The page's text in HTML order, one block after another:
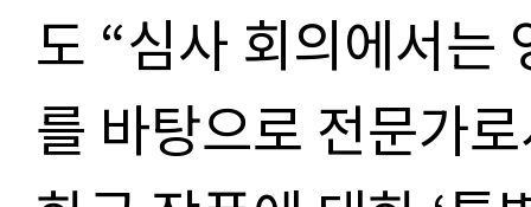
도 “심사 회의에서는
를 바탕으로 전문가